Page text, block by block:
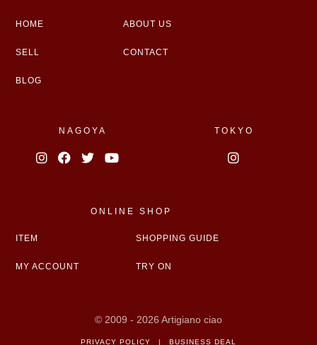
HOME ABOUT US
SELL CONTACT
BLOG
NAGOYA TOKYO
ONLINE SHOP
ITEM SHOPPING GUIDE
MY ACCOUNT TRY ON
© 2009 - 2026 Artigiano ciao
PRIVACY POLICY | BUSINESS DEAL